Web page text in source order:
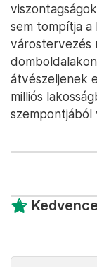
sem tompítja a
várostervezés
átvészeljenek
milliós
szempontjából